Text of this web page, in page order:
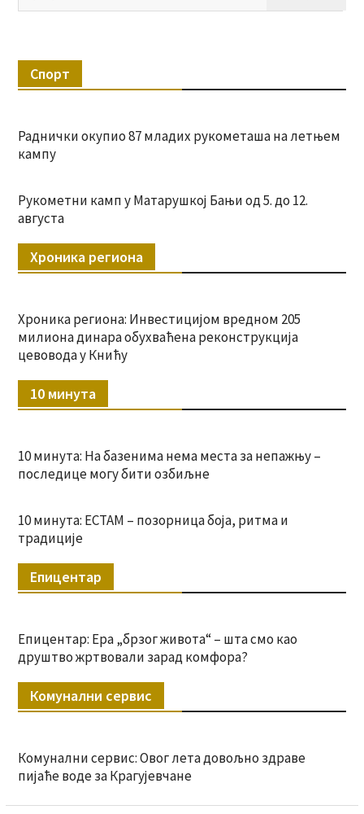
Спорт
Раднички окупио 87 младих рукометаша на летњем
кампу
Рукометни камп у Матарушкој Бањи од 5. до 12.
августа
Хроника региона
Хроника региона: Инвестицијом вредном 205
милиона динара обухваћена реконструкција
цевовода у Книћу
10 минута
10 минута: На базенима нема места за непажњу –
последице могу бити озбиљне
10 минута: ЕСТАМ – позорница боја, ритма и
традиције
Епицентар
Епицентар: Ера „брзог живота“ – шта смо као
друштво жртвовали зарад комфора?
Комунални сервис
Комунални сервис: Овог лета довољно здраве
пијаће воде за Крагујевчане